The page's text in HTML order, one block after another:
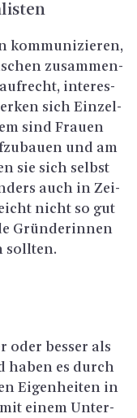
kom­mu­ni­zie­ren,
zu­sam­men­
in­ter­es­
sich Ein­zel­
sind Frau­en
und am
sie sich selbst
auch in Zei­
nicht so gut
Grün­de­rin­nen
soll­ten.
oder bes­ser als
haben es durch
Ei­gen­hei­ten in
einem Un­ter­